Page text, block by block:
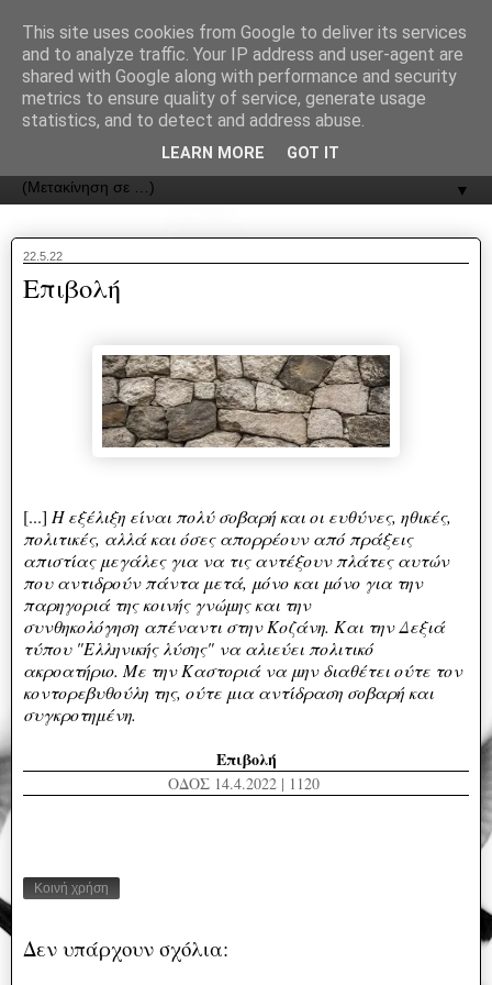
ΟΔΟΣ
▼
22.5.22
Επιβολή
[...] Η εξέλιξη είναι πολύ σοβαρή και οι ευθύνες, ηθικές,
πολιτικές, αλλά και όσες απορρέουν από πράξεις
απιστίας μεγάλες για να τις αντέξουν πλάτες αυτών
που αντιδρούν πάντα μετά, μόνο και μόνο για την
παρηγοριά της κοινής γνώμης και την
συνθηκολόγηση απέναντι στην Κοζάνη. Και την Δεξιά
τύπου "Ελληνικής λύσης" να αλιεύει πολιτικό
ακροατήριο. Με την Καστοριά να μην διαθέτει ούτε τον
κοντορεβυθούλη της, ούτε μια αντίδραση σοβαρή και
συγκροτημένη.
Επιβολή
ΟΔΟΣ 14.4.2022 | 1120
Κοινή χρήση
Δεν υπάρχουν σχόλια:
This site uses cookies from Google to deliver its services
and to analyze traffic. Your IP address and user-agent are
shared with Google along with performance and security
metrics to ensure quality of service, generate usage
statistics, and to detect and address abuse.
LEARN MORE GOT IT